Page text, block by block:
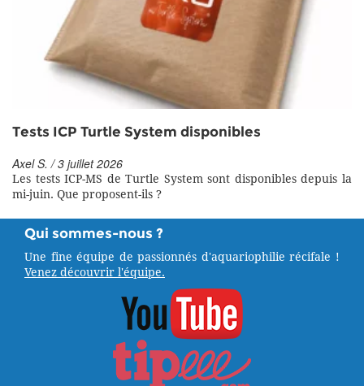
Tests ICP Turtle System disponibles
Axel S. / 3 juillet 2026
Les tests ICP-MS de Turtle System sont disponibles depuis la
mi-juin. Que proposent-ils ?
Qui sommes-nous ?
Une fine équipe de passionnés d'aquariophilie récifale !
Venez découvrir l'équipe.